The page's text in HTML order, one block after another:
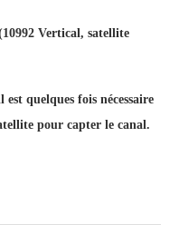
Vertical, satellite
quelques fois nécessaire
pour capter le canal.